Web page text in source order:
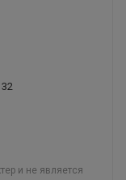
32
и не является